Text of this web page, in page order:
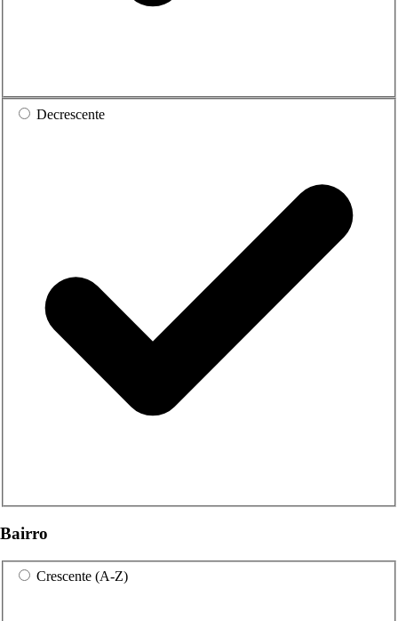
Decrescente
Bairro
Crescente (A-Z)